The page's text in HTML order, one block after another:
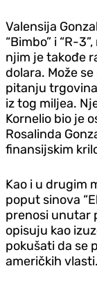
Valensija
“Bimbo” i “R-
njim je takođe
dolara. Može
pitanju
iz tog miljea.
Kornelio bio je
Rosalinda
finansijskim
Kao i u drugim
poput sinova
prenosi unutar
opisuju kao
pokušati da se
američkih vlasti.